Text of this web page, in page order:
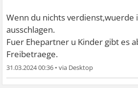
Wenn du nichts verdienst,wuerde
ausschlagen.
Fuer Ehepartner u Kinder gibt es
Freibetraege.
31.03.2024 00:36 •